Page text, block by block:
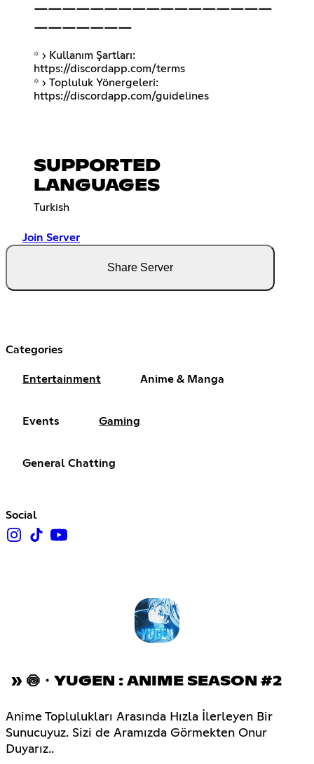
꙳ › Kullanım Şartları:
https://discordapp.com/terms
꙳ › Topluluk Yönergeleri:
https://discordapp.com/guidelines
SUPPORTED
LANGUAGES
Turkish
Join Server
Share Server
Categories
Entertainment Anime & Manga
Events Gaming
General Chatting
Social
» 🍥・YUGEN : ANIME SEASON #2
Anime Toplulukları Arasında Hızla İlerleyen Bir
Sunucuyuz. Sizi de Aramızda Görmekten Onur
Duyarız..